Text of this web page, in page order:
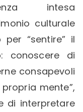
intesa
culturale
“sentire” il
conoscere di
consapevoli
mente”,
di interpretare